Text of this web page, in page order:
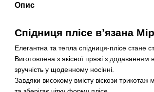
Опис
Спідниця плісе вʼязана
Елегантна та тепла спідниця-плісе стане
Виготовлена з якісної пряжі з
зручність у щоденному носінні.
Завдяки високому вмісту віскози